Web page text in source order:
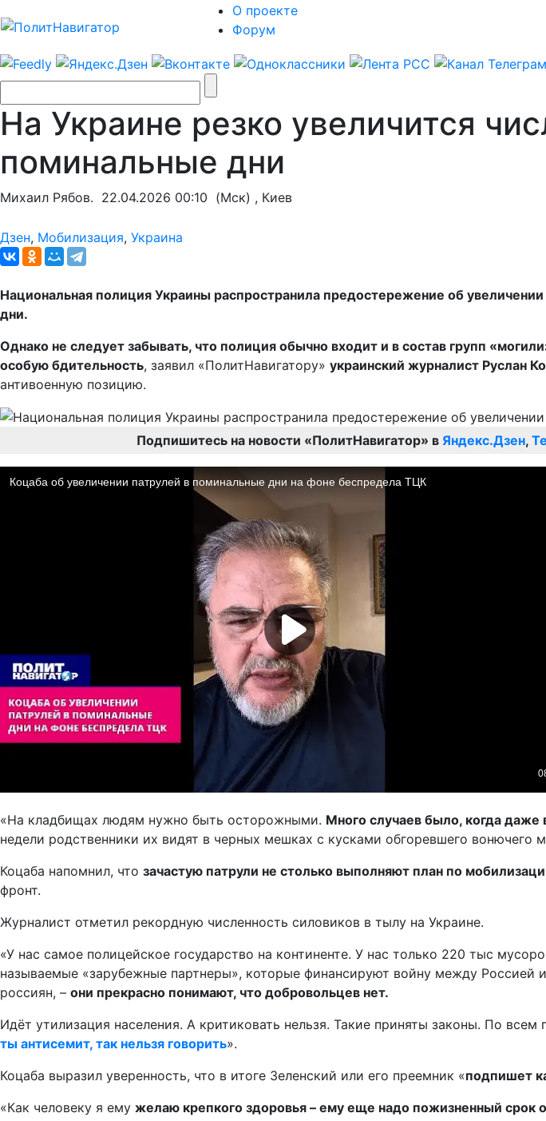
О проекте
Форум
На Украине резко увеличится
поминальные дни
Михаил Рябов. 22.04.2026 00:10 (Мск) , Киев
Дзен, Мобилизация, Украина
Национальная полиция Украины распространила предостережение об
дни.
Однако не следует забывать, что полиция обычно входит и в состав групп
особую бдительность, заявил «ПолитНавигатору» украинский журналист Руслан
антивоенную позицию.
Подпишитесь на новости «ПолитНавигатор» в Яндекс.Дзен,
«На кладбищах людям нужно быть осторожными. Много случаев было, когда
недели родственники их видят в черных мешках с кусками обгоревшего вонючего
Коцаба напомнил, что зачастую патрули не столько выполняют план по
фронт.
Журналист отметил рекордную численность силовиков в тылу на Украине.
«У нас самое полицейское государство на континенте. У нас только 220 тыс
называемые «зарубежные партнеры», которые финансируют войну между
россиян, – они прекрасно понимают, что добровольцев нет.
Идёт утилизация населения. А критиковать нельзя. Такие приняты законы. По
ты антисемит, так нельзя говорить».
Коцаба выразил уверенность, что в итоге Зеленский или его преемник «подпишет
«Как человеку я ему желаю крепкого здоровья – ему еще надо пожизненный срок